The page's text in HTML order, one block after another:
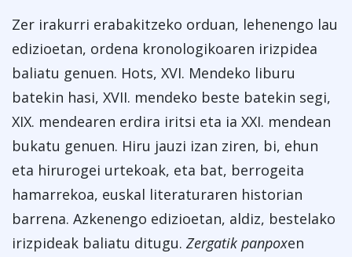
Zer irakurri erabakitzeko orduan, lehenengo lau
edizioetan, ordena kronologikoaren irizpidea
baliatu genuen. Hots, XVI. Mendeko liburu
batekin hasi, XVII. mendeko beste batekin segi,
XIX. mendearen erdira iritsi eta ia XXI. mendean
bukatu genuen. Hiru jauzi izan ziren, bi, ehun
eta hirurogei urtekoak, eta bat, berrogeita
hamarrekoa, euskal literaturaren historian
barrena. Azkenengo edizioetan, aldiz, bestelako
irizpideak baliatu ditugu. Zergatik panpoxen